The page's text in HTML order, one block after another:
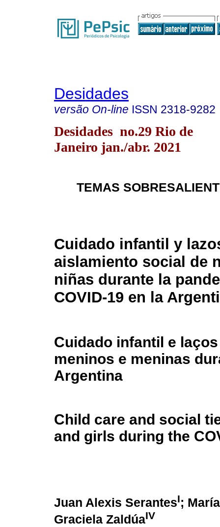
Desidades
versão On-line ISSN 2318-9282
Desidades no.29 Rio de
Janeiro jan./abr. 2021
TEMAS
Cuidado infantil y
aislamiento social de
niñas durante la
COVID-19 en la
Cuidado infantil e
meninos e meninas
Argentina
Child care and social
and girls during the
Juan Alexis SerantesI;
Graciela ZaldúaIV